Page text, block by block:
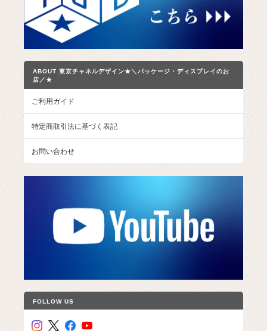
ABOUT 東京チャネルデザイン★＼パッケージ・ディスプレイのお
店／★
ご利用ガイド
特定商取引法に基づく表記
お問い合わせ
FOLLOW US